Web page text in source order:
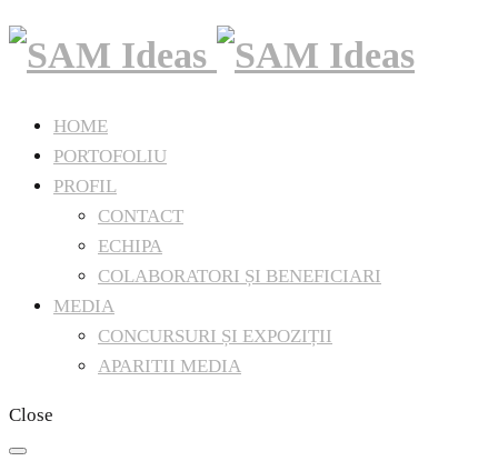
HOME
PORTOFOLIU
PROFIL
CONTACT
ECHIPA
COLABORATORI ȘI BENEFICIARI
MEDIA
CONCURSURI ȘI EXPOZIȚII
APARITII MEDIA
Close